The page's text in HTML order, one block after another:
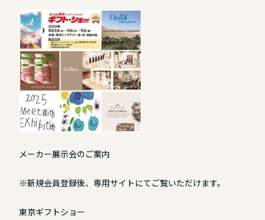
メーカー展示会のご案内
※新規会員登録後、専用サイトにてご覧いただけます。
東京ギフトショー